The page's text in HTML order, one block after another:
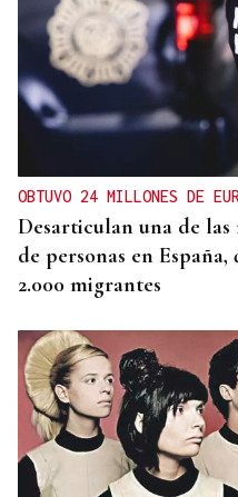
OBTUVO 24 MILLONES DE
Desarticulan una de
de personas en
2.000 migrantes